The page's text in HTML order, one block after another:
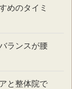
めのタイミ
ランスが腰
と整体院で